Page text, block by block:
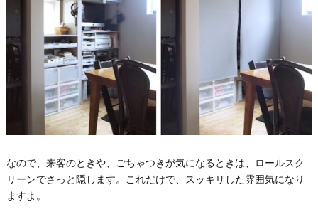
なので、来客のときや、ごちゃつきが気になるときは、ロールスク
リーンでさっと隠します。これだけで、スッキリした雰囲気になり
ますよ。